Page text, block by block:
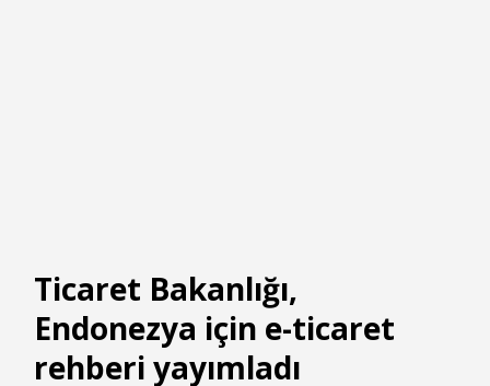
Ticaret Bakanlığı,
Endonezya için e-ticaret
rehberi yayımladı